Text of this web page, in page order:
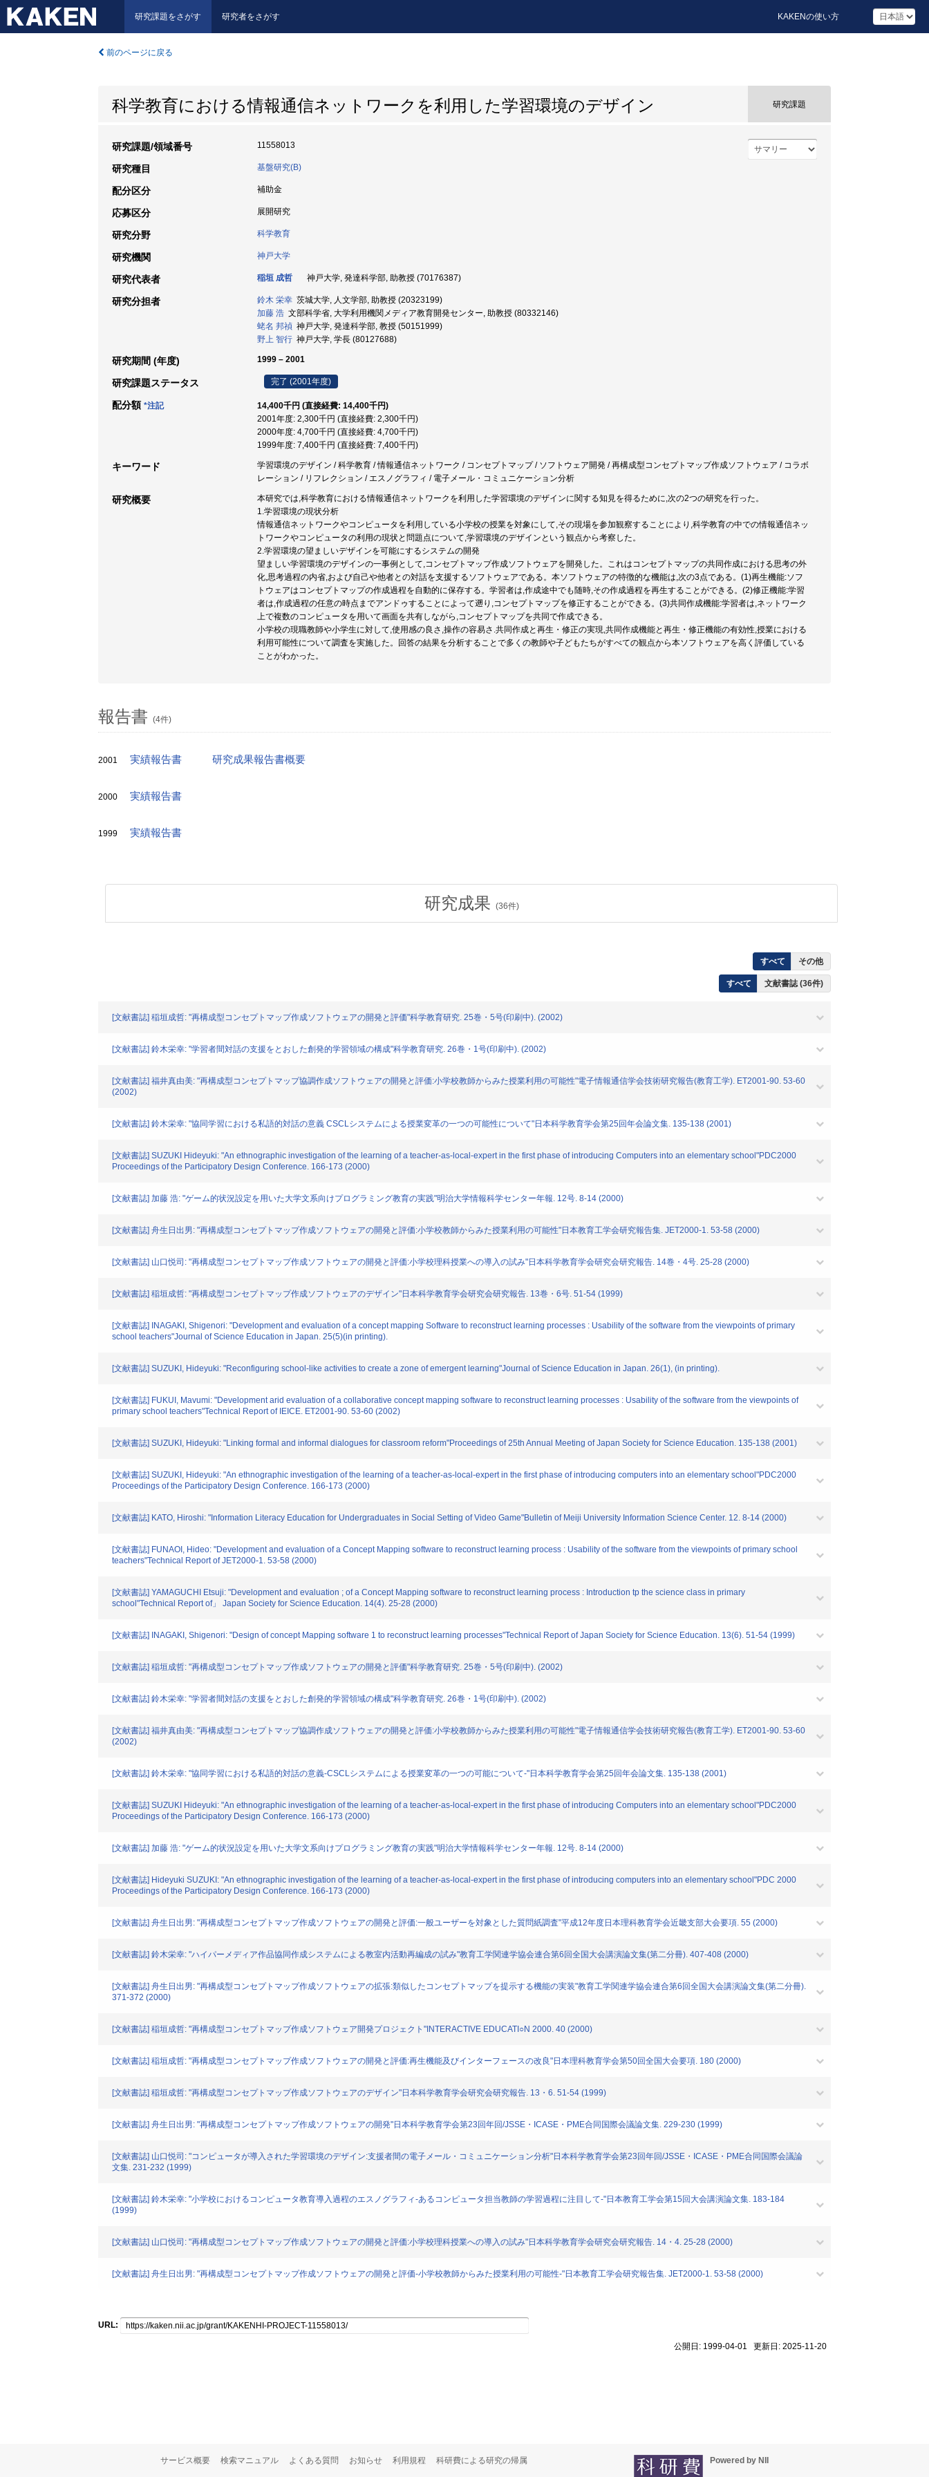
研究課題をさがす 研究者をさがす KAKENの使い方
前のページに戻る
科学教育における情報通信ネットワークを利用した学習環境のデザイン 研究課題
研究課題/領域番号 11558013
研究種目 基盤研究(B)
配分区分 補助金
応募区分 展開研究
研究分野 科学教育
研究機関 神戸大学
研究代表者 稲垣 成哲 神戸大学, 発達科学部, 助教授 (70176387)
研究分担者 鈴木 栄幸 茨城大学, 人文学部, 助教授 (20323199)
加藤 浩 文部科学省, 大学利用機関メディア教育開発センター, 助教授 (80332146)
蛯名 邦禎 神戸大学, 発達科学部, 教授 (50151999)
野上 智行 神戸大学, 学長 (80127688)
研究期間 (年度) 1999 – 2001
研究課題ステータス 完了 (2001年度)
配分額 *注記
14,400千円 (直接経費: 14,400千円)
2001年度: 2,300千円 (直接経費: 2,300千円)
2000年度: 4,700千円 (直接経費: 4,700千円)
1999年度: 7,400千円 (直接経費: 7,400千円)
キーワード
学習環境のデザイン / 科学教育 / 情報通信ネットワーク / コンセプトマップ / ソフトウェア開発 / 再構成型コンセプトマップ作成ソフトウェア / コラボ
レーション / リフレクション / エスノグラフィ / 電子メール・コミュニケーション分析
研究概要
本研究では,科学教育における情報通信ネットワークを利用した学習環境のデザインに関する知見を得るために,次の2つの研究を行った。
1.学習環境の現状分析
情報通信ネットワークやコンピュータを利用している小学校の授業を対象にして,その現場を参加観察することにより,科学教育の中での情報通信ネッ
トワークやコンピュータの利用の現状と問題点について,学習環境のデザインという観点から考察した。
2.学習環境の望ましいデザインを可能にするシステムの開発
望ましい学習環境のデザインの一事例として,コンセプトマップ作成ソフトウェアを開発した。これはコンセプトマップの共同作成における思考の外
化,思考過程の内省,および自己や他者との対話を支援するソフトウェアである。本ソフトウェアの特徴的な機能は,次の3点である。(1)再生機能:ソフ
トウェアはコンセプトマップの作成過程を自動的に保存する。学習者は,作成途中でも随時,その作成過程を再生することができる。(2)修正機能:学習
者は,作成過程の任意の時点までアンドゥすることによって遡り,コンセプトマップを修正することができる。(3)共同作成機能:学習者は,ネットワーク
上で複数のコンピュータを用いて画面を共有しながら,コンセプトマップを共同で作成できる。
小学校の現職教師や小学生に対して,使用感の良さ,操作の容易さ.共同作成と再生・修正の実現,共同作成機能と再生・修正機能の有効性,授業における
利用可能性について調査を実施した。回答の結果を分析することで多くの教師や子どもたちがすべての観点から本ソフトウェアを高く評価している
ことがわかった。
報告書 (4件)
2001 実績報告書 研究成果報告書概要
2000 実績報告書
1999 実績報告書
研究成果 (36件)
すべて その他
すべて 文献書誌 (36件)
[文献書誌] 稲垣成哲: "再構成型コンセプトマップ作成ソフトウェアの開発と評価"科学教育研究. 25巻・5号(印刷中). (2002)
[文献書誌] 鈴木栄幸: "学習者間対話の支援をとおした創発的学習領域の構成"科学教育研究. 26巻・1号(印刷中). (2002)
[文献書誌] 福井真由美: "再構成型コンセプトマップ協調作成ソフトウェアの開発と評価:小学校教師からみた授業利用の可能性"電子情報通信学会技術研究報告(教育工学). ET2001-90. 53-60
(2002)
[文献書誌] 鈴木栄幸: "協同学習における私語的対話の意義 CSCLシステムによる授業変革の一つの可能性について"日本科学教育学会第25回年会論文集. 135-138 (2001)
[文献書誌] SUZUKI Hideyuki: "An ethnographic investigation of the learning of a teacher-as-local-expert in the first phase of introducing Computers into an elementary school"PDC2000
Proceedings of the Participatory Design Conference. 166-173 (2000)
[文献書誌] 加藤 浩: "ゲーム的状況設定を用いた大学文系向けプログラミング教育の実践"明治大学情報科学センター年報. 12号. 8-14 (2000)
[文献書誌] 舟生日出男: "再構成型コンセプトマップ作成ソフトウェアの開発と評価:小学校教師からみた授業利用の可能性"日本教育工学会研究報告集. JET2000-1. 53-58 (2000)
[文献書誌] 山口悦司: "再構成型コンセプトマップ作成ソフトウェアの開発と評価:小学校理科授業への導入の試み"日本科学教育学会研究会研究報告. 14巻・4号. 25-28 (2000)
[文献書誌] 稲垣成哲: "再構成型コンセプトマップ作成ソフトウェアのデザイン"日本科学教育学会研究会研究報告. 13巻・6号. 51-54 (1999)
[文献書誌] INAGAKI, Shigenori: "Development and evaluation of a concept mapping Software to reconstruct learning processes : Usability of the software from the viewpoints of primary
school teachers"Journal of Science Education in Japan. 25(5)(in printing).
[文献書誌] SUZUKI, Hideyuki: "Reconfiguring school-like activities to create a zone of emergent learning"Journal of Science Education in Japan. 26(1), (in printing).
[文献書誌] FUKUI, Mavumi: "Development arid evaluation of a collaborative concept mapping software to reconstruct learning processes : Usability of the software from the viewpoints of
primary school teachers"Technical Report of IEICE. ET2001-90. 53-60 (2002)
[文献書誌] SUZUKI, Hideyuki: "Linking formal and informal dialogues for classroom reform"Proceedings of 25th Annual Meeting of Japan Society for Science Education. 135-138 (2001)
[文献書誌] SUZUKI, Hideyuki: "An ethnographic investigation of the learning of a teacher-as-local-expert in the first phase of introducing computers into an elementary school"PDC2000
Proceedings of the Participatory Design Conference. 166-173 (2000)
[文献書誌] KATO, Hiroshi: "Information Literacy Education for Undergraduates in Social Setting of Video Game"Bulletin of Meiji University Information Science Center. 12. 8-14 (2000)
[文献書誌] FUNAOI, Hideo: "Development and evaluation of a Concept Mapping software to reconstruct learning process : Usability of the software from the viewpoints of primary school
teachers"Technical Report of JET2000-1. 53-58 (2000)
[文献書誌] YAMAGUCHI Etsuji: "Development and evaluation ; of a Concept Mapping software to reconstruct learning process : Introduction tp the science class in primary
school"Technical Report of」 Japan Society for Science Education. 14(4). 25-28 (2000)
[文献書誌] INAGAKI, Shigenori: "Design of concept Mapping software 1 to reconstruct learning processes"Technical Report of Japan Society for Science Education. 13(6). 51-54 (1999)
[文献書誌] 稲垣成哲: "再構成型コンセプトマップ作成ソフトウェアの開発と評価"科学教育研究. 25巻・5号(印刷中). (2002)
[文献書誌] 鈴木栄幸: "学習者間対話の支援をとおした創発的学習領域の構成"科学教育研究. 26巻・1号(印刷中). (2002)
[文献書誌] 福井真由美: "再構成型コンセプトマップ協調作成ソフトウェアの開発と評価:小学校教師からみた授業利用の可能性"電子情報通信学会技術研究報告(教育工学). ET2001-90. 53-60
(2002)
[文献書誌] 鈴木栄幸: "協同学習における私語的対話の意義-CSCLシステムによる授業変革の一つの可能について-"日本科学教育学会第25回年会論文集. 135-138 (2001)
[文献書誌] SUZUKI Hideyuki: "An ethnographic investigation of the learning of a teacher-as-local-expert in the first phase of introducing Computers into an elementary school"PDC2000
Proceedings of the Participatory Design Conference. 166-173 (2000)
[文献書誌] 加藤 浩: "ゲーム的状況設定を用いた大学文系向けプログラミング教育の実践"明治大学情報科学センター年報. 12号. 8-14 (2000)
[文献書誌] Hideyuki SUZUKI: "An ethnographic investigation of the learning of a teacher-as-local-expert in the first phase of introducing computers into an elementary school"PDC 2000
Proceedings of the Participatory Design Conference. 166-173 (2000)
[文献書誌] 舟生日出男: "再構成型コンセプトマップ作成ソフトウェアの開発と評価:一般ユーザーを対象とした質問紙調査"平成12年度日本理科教育学会近畿支部大会要項. 55 (2000)
[文献書誌] 鈴木栄幸: "ハイパーメディア作品協同作成システムによる教室内活動再編成の試み"教育工学関連学協会連合第6回全国大会講演論文集(第二分冊). 407-408 (2000)
[文献書誌] 舟生日出男: "再構成型コンセプトマップ作成ソフトウェアの拡張:類似したコンセプトマップを提示する機能の実装"教育工学関連学協会連合第6回全国大会講演論文集(第二分冊).
371-372 (2000)
[文献書誌] 稲垣成哲: "再構成型コンセプトマップ作成ソフトウェア開発プロジェクト"INTERACTIVE EDUCATI○N 2000. 40 (2000)
[文献書誌] 稲垣成哲: "再構成型コンセプトマップ作成ソフトウェアの開発と評価:再生機能及びインターフェースの改良"日本理科教育学会第50回全国大会要項. 180 (2000)
[文献書誌] 稲垣成哲: "再構成型コンセプトマップ作成ソフトウェアのデザイン"日本科学教育学会研究会研究報告. 13・6. 51-54 (1999)
[文献書誌] 舟生日出男: "再構成型コンセプトマップ作成ソフトウェアの開発"日本科学教育学会第23回年回/JSSE・ICASE・PME合同国際会議論文集. 229-230 (1999)
[文献書誌] 山口悦司: "コンピュータが導入された学習環境のデザイン:支援者間の電子メール・コミュニケーション分析"日本科学教育学会第23回年回/JSSE・ICASE・PME合同国際会議論
文集. 231-232 (1999)
[文献書誌] 鈴木栄幸: "小学校におけるコンピュータ教育導入過程のエスノグラフィ-あるコンピュータ担当教師の学習過程に注目して-"日本教育工学会第15回大会講演論文集. 183-184
(1999)
[文献書誌] 山口悦司: "再構成型コンセプトマップ作成ソフトウェアの開発と評価:小学校理科授業への導入の試み"日本科学教育学会研究会研究報告. 14・4. 25-28 (2000)
[文献書誌] 舟生日出男: "再構成型コンセプトマップ作成ソフトウェアの開発と評価-小学校教師からみた授業利用の可能性-"日本教育工学会研究報告集. JET2000-1. 53-58 (2000)
URL:
公開日: 1999-04-01 更新日: 2025-11-20
サービス概要 検索マニュアル よくある質問 お知らせ 利用規程 科研費による研究の帰属 Powered by NII